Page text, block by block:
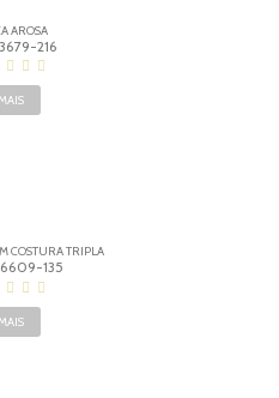
AROSA
216
COSTURA TRIPLA
135
MAIS